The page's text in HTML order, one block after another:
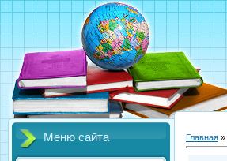
Меню сайта Главная »